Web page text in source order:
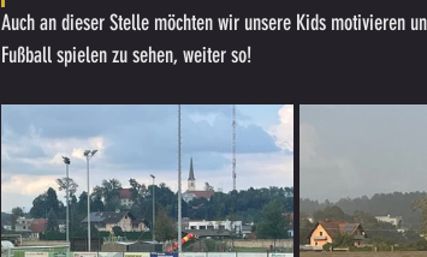
Auch an dieser Stelle möchten wir unsere Kids motivieren
Fußball spielen zu sehen, weiter so!